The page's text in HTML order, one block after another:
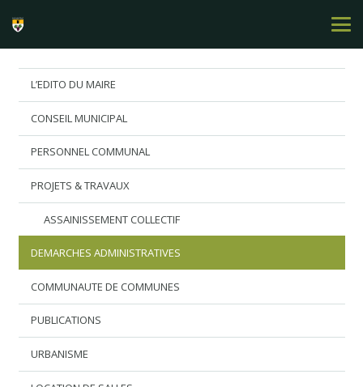
L’EDITO DU MAIRE
CONSEIL MUNICIPAL
PERSONNEL COMMUNAL
PROJETS & TRAVAUX
ASSAINISSEMENT COLLECTIF
DEMARCHES ADMINISTRATIVES
COMMUNAUTE DE COMMUNES
PUBLICATIONS
URBANISME